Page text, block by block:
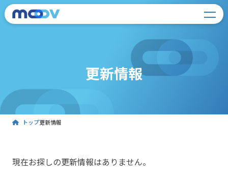
更新情報
トップ更新情報
現在お探しの更新情報はありません。